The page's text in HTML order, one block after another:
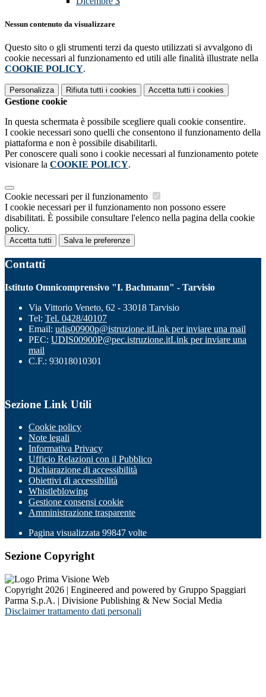
Nessun contenuto da visualizzare
Questo sito o gli strumenti terzi da questo utilizzati si avvalgono di
cookie necessari al funzionamento ed utili alle finalità illustrate nella
COOKIE POLICY.
Personalizza Rifiuta tutti i cookies Accetta tutti i cookies
Gestione cookie
In questa schermata è possibile scegliere quali cookie consentire.
I cookie necessari sono quelli che consentono il funzionamento della
piattaforma e non è possibile disabilitarli.
Per conoscere quali sono i cookie necessari al funzionamento potete
visionare la COOKIE POLICY.
Cookie necessari per il funzionamento
I cookie necessari per il funzionamento non possono essere
disabilitati. È possibile consultare l'elenco nella pagina della cookie
policy.
Accetta tutti Salva le preferenze
Contatti
Istituto Omnicomprensivo "I. Bachmann" - Tarvisio
Via Vittorio Veneto, 62 - 33018 Tarvisio
Tel: Tel. 0428/40107
Email: udis00900p@istruzione.itLink per inviare una mail
PEC: UDIS00900P@pec.istruzione.itLink per inviare una
mail
C.F.: 93018010301
Sezione Link Utili
Cookie policy
Note legali
Informativa Privacy
Ufficio Relazioni con il Pubblico
Dichiarazione di accessibilità
Obiettivi di accessibilità
Whistleblowing
Gestione consensi cookie
Amministrazione trasparente
Pagina visualizzata 99847 volte
Sezione Copyright
Copyright 2026 | Engineered and powered by Gruppo Spaggiari
Parma S.p.A. | Divisione Publishing & New Social Media
Disclaimer trattamento dati personali